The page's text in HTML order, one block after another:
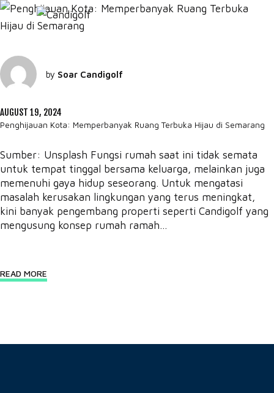
by Soar Candigolf
AUGUST 19, 2024
Penghijauan Kota: Memperbanyak Ruang Terbuka Hijau di Semarang
Sumber: Unsplash Fungsi rumah saat ini tidak semata
untuk tempat tinggal bersama keluarga, melainkan juga
memenuhi gaya hidup seseorang. Untuk mengatasi
masalah kerusakan lingkungan yang terus meningkat,
kini banyak pengembang properti seperti Candigolf yang
mengusung konsep rumah ramah...
READ MORE